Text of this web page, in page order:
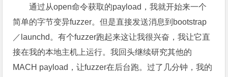
通过从open命令获取的payload，我就开始来一个
简单的字节变异fuzzer。但是直接发送消息到bootstrap
／launchd。有个fuzzer跑起来这让我很兴奋，我让它直
接在我的本地主机上运行。我回头继续研究其他的
MACH payload，让fuzzer在后台跑。过了几分钟，我的